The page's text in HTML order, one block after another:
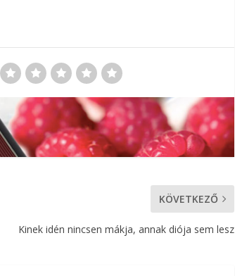
KÖVETKEZŐ
Kinek idén nincsen mákja, annak diója sem lesz